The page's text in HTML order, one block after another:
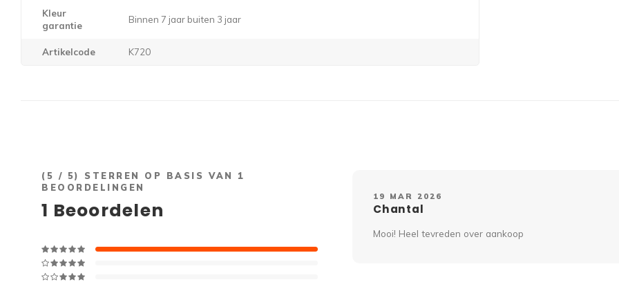
Kleur
garantie
Binnen 7 jaar buiten 3 jaar
Artikelcode K720
( 5 / 5) STERREN OP BASIS VAN 1
BEOORDELINGEN
1 Beoordelen
19 MAR 2026
Chantal
Mooi! Heel tevreden over aankoop